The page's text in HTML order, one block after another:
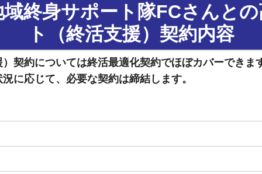
終身サポート隊FCさんと
ト（終活支援）契約内容
契約については終活最適化契約でほぼカバーできま
に応じて、必要な契約は締結します。